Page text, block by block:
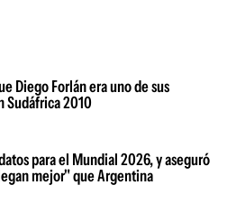
Diego Forlán era uno de sus
Sudáfrica 2010
para el Mundial 2026, y aseguró
mejor" que Argentina